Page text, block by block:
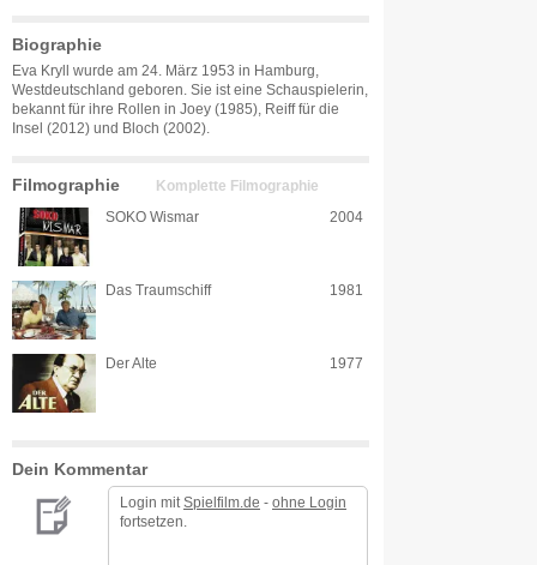
Biographie
Eva Kryll wurde am 24. März 1953 in Hamburg,
Westdeutschland geboren. Sie ist eine Schauspielerin,
bekannt für ihre Rollen in Joey (1985), Reiff für die
Insel (2012) und Bloch (2002).
Filmographie Komplette Filmographie
SOKO Wismar 2004
Das Traumschiff 1981
Der Alte 1977
Dein Kommentar
Login mit Spielfilm.de - ohne Login
fortsetzen.